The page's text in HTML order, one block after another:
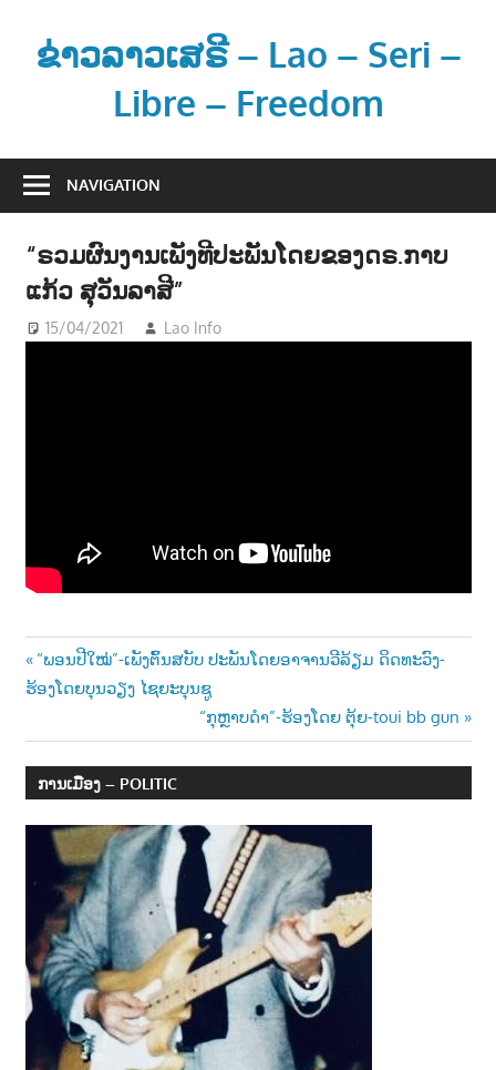
contentຂ່າວລາວເສຣີ – Lao – Seri –
Libre – Freedom
າ
ະ
ຂໍ້
ມູ
NAVIGATION
“ຣວມຜົນງານເພັງທີປະພັນໂດຍຂອງດຣ.ກາບ
ແກ້ວ ສຸວັນລາສີ”
15/04/2021 Lao Info
Post
navigation
Previous
Post:
“ພອນປີໃໝ່”-ເພັງຕົ້ນສບັບ ປະພັນໂດຍອາຈານວີລ້ຽມ ດິດທະວົງ-
ຮ້ອງໂດຍບຸນວຽງ ໄຊຍະບຸນຊູ
Next
Post:
“ກຸຫຼາບດໍາ”-ຮ້ອງໂດຍ ຕຸ້ຍ-toui bb gun
ການເມືອງ – POLITIC